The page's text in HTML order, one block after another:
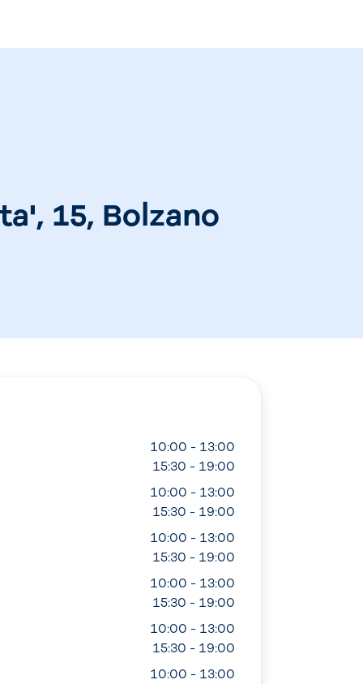
15, Bolzano
10:00 - 13:00
15:30 - 19:00
10:00 - 13:00
15:30 - 19:00
10:00 - 13:00
15:30 - 19:00
10:00 - 13:00
15:30 - 19:00
10:00 - 13:00
15:30 - 19:00
10:00 - 13:00